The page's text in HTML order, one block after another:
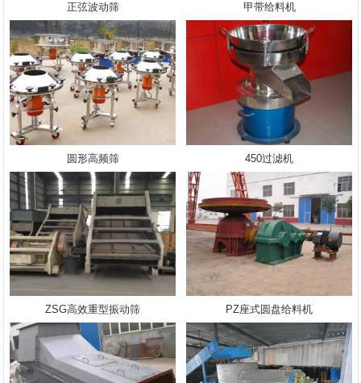
正弦波动筛 甲带给料机
圆形高频筛 450过滤机
ZSG高效重型振动筛 PZ座式圆盘给料机